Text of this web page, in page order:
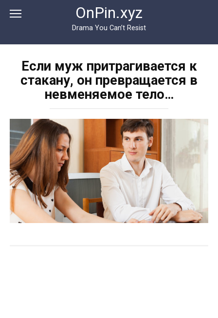
OnPin.xyz
Drama You Can’t Resist
Если муж притрагивается к
стакану, он превращается в
невменяемое тело…